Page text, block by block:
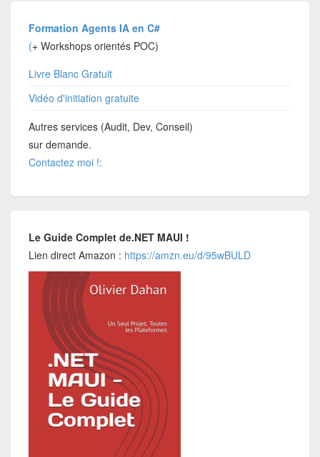
Formation Agents IA en C#
(+ Workshops orientés POC)
Livre Blanc Gratuit
Vidéo d'initiation gratuite
Autres services (Audit, Dev, Conseil)
sur demande.
Contactez moi !:
Le Guide Complet de.NET MAUI !
Lien direct Amazon : https://amzn.eu/d/95wBULD